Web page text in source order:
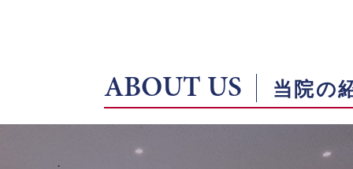
ABOUT US 当院の